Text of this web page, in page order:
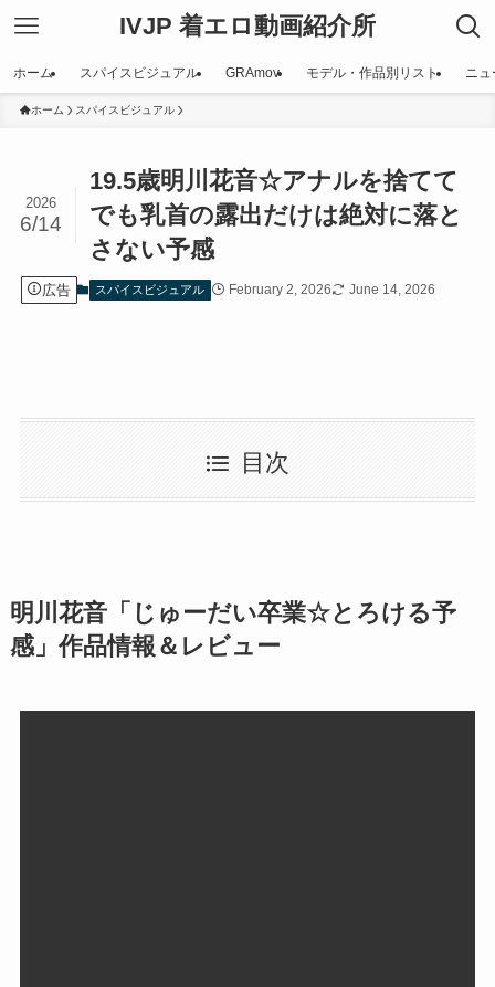
IVJP 着エロ動画紹介所
ホーム スパイスビジュアル GRAmov モデル・作品別リスト ニュ
ホーム スパイスビジュアル
19.5歳明川花音☆アナルを捨てて
でも乳首の露出だけは絶対に落と
さない予感
2026
6/14
広告 スパイスビジュアル February 2, 2026 June 14, 2026
目次
明川花音「じゅーだい卒業☆とろける予
感」作品情報＆レビュー